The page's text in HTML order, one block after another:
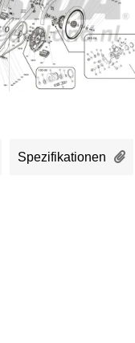
Spezifikationen